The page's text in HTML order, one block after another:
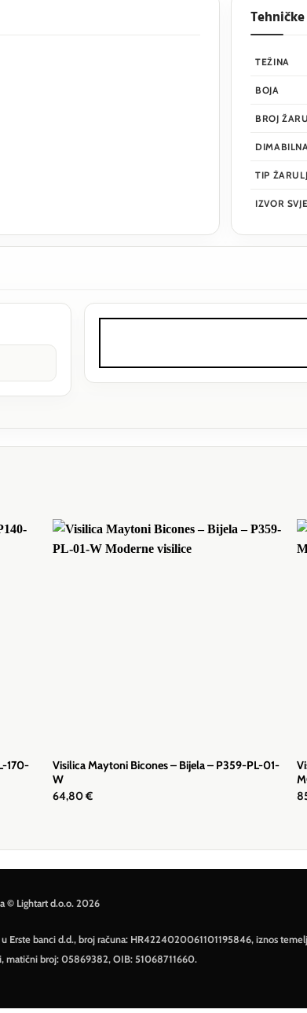
TEŽINA
BOJA
BROJ
TIP
IZVOR
170-
Visilica Maytoni Bicones – Bijela – P359-PL-01-
W
64,80€
© Lightart d.o.o. 2026
Erste banci d.d., broj računa: HR4224020061101195846, iznos
matični broj: 05869382, OIB: 51068711660.